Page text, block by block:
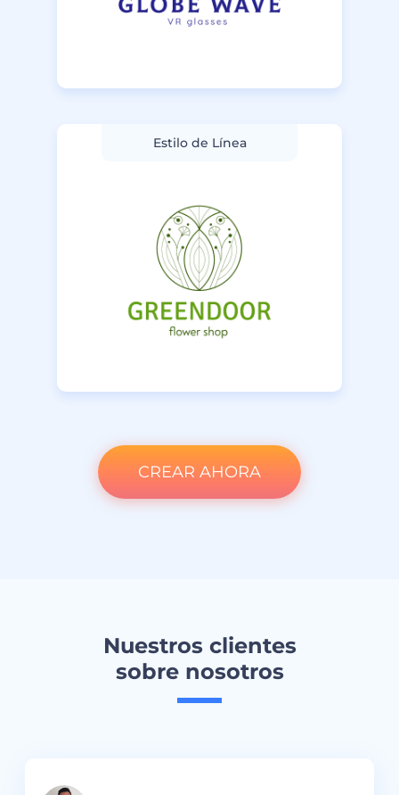
Estilo de Línea
CREAR AHORA
Nuestros clientes
sobre nosotros